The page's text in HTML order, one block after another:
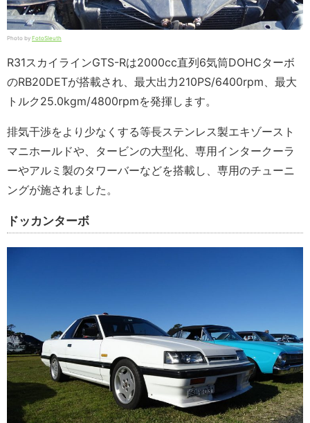
Photo by FotoSleuth
R31スカイラインGTS-Rは2000cc直列6気筒DOHCターボ
のRB20DETが搭載され、最大出力210PS/6400rpm、最大
トルク25.0kgm/4800rpmを発揮します。
排気干渉をより少なくする等長ステンレス製エキゾースト
マニホールドや、タービンの大型化、専用インタークーラ
ーやアルミ製のタワーバーなどを搭載し、専用のチューニ
ングが施されました。
ドッカンターボ